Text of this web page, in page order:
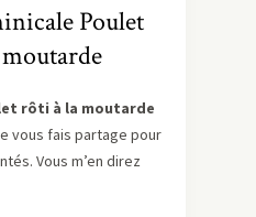
Poulet
rôti à la moutarde
vous fais partage pour
Vous m’en direz